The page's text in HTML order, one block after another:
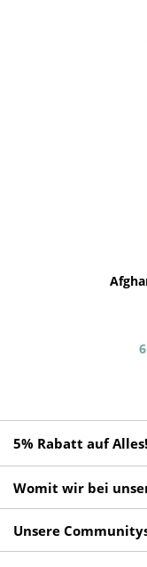
5% Rabatt auf Alles!
Womit wir bei
Unsere